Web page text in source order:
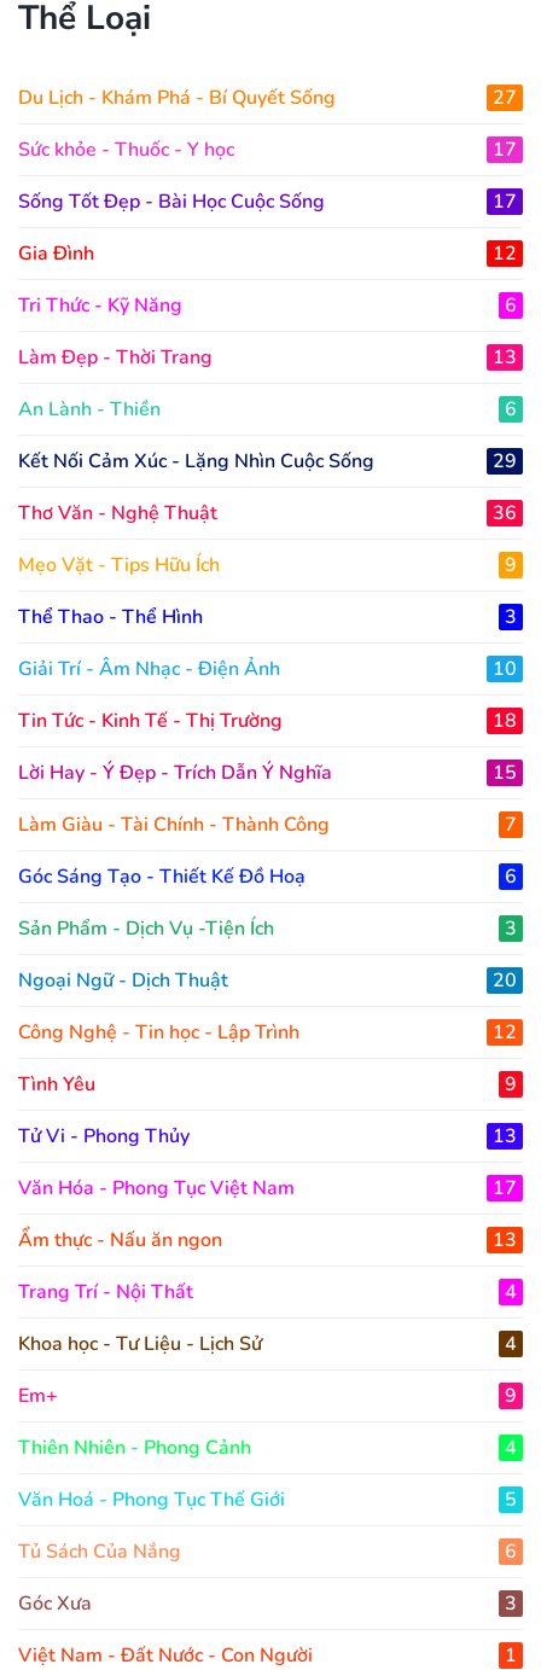
Thể Loại
Du Lịch - Khám Phá - Bí Quyết Sống
27
Sức khỏe - Thuốc - Y học
17
Sống Tốt Đẹp - Bài Học Cuộc Sống
17
Gia Đình
12
Tri Thức - Kỹ Năng
6
Làm Đẹp - Thời Trang
13
An Lành - Thiền
6
Kết Nối Cảm Xúc - Lặng Nhìn Cuộc Sống
29
Thơ Văn - Nghệ Thuật
36
Mẹo Vặt - Tips Hữu Ích
9
Thể Thao - Thể Hình
3
Giải Trí - Âm Nhạc - Điện Ảnh
10
Tin Tức - Kinh Tế - Thị Trường
18
Lời Hay - Ý Đẹp - Trích Dẫn Ý Nghĩa
15
Làm Giàu - Tài Chính - Thành Công
7
Góc Sáng Tạo - Thiết Kế Đồ Hoạ
6
Sản Phẩm - Dịch Vụ -Tiện Ích
3
Ngoại Ngữ - Dịch Thuật
20
Công Nghệ - Tin học - Lập Trình
12
Tình Yêu
9
Tử Vi - Phong Thủy
13
Văn Hóa - Phong Tục Việt Nam
17
Ẩm thực - Nấu ăn ngon
13
Trang Trí - Nội Thất
4
Khoa học - Tư Liệu - Lịch Sử
4
Em+
9
Thiên Nhiên - Phong Cảnh
4
Văn Hoá - Phong Tục Thế Giới
5
Tủ Sách Của Nắng
6
Góc Xưa
3
Việt Nam - Đất Nước - Con Người
1